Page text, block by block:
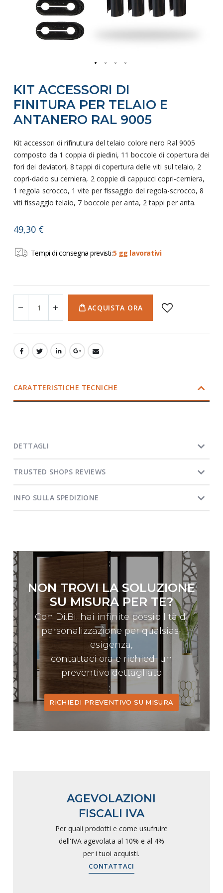
all'inizio
della
galleria
di
immagini
KIT ACCESSORI DI
FINITURA PER TELAIO E
ANTANERO RAL 9005
Kit accessori di rifinutura del telaio colore nero Ral 9005
composto da 1 coppia di piedini, 11 boccole di copertura dei
fori dei deviatori, 8 tappi di copertura delle viti sul telaio, 2
copri-dado su cerniera, 2 coppie di cappucci copri-cerniera,
1 regola scrocco, 1 vite per fissaggio del regola-scrocco, 8
viti fissaggio telaio, 7 boccole per anta, 2 tappi per anta.
49,30 €
Tempi di consegna previsti:5 gg lavorativi
ACQUISTA ORA
CARATTERISTICHE TECNICHE
DETTAGLI
TRUSTED SHOPS REVIEWS
INFO SULLA SPEDIZIONE
NON TROVI LA SOLUZIONE
SU MISURA PER TE?
Con Di.Bi. hai infinite possibilità di
personalizzazione per qualsiasi
esigenza,
contattaci ora e richiedi un
preventivo dettagliato
RICHIEDI PREVENTIVO SU MISURA
AGEVOLAZIONI
FISCALI IVA
Per quali prodotti e come usufruire
dell'IVA agevolata al 10% e al 4%
per i tuoi acquisti.
CONTATTACI